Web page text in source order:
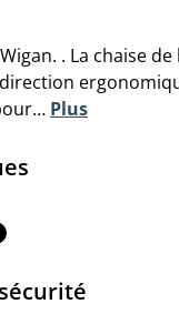
. La chaise
Plus